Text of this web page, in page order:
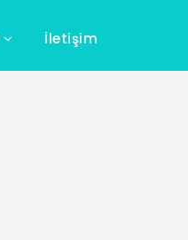
İletişim